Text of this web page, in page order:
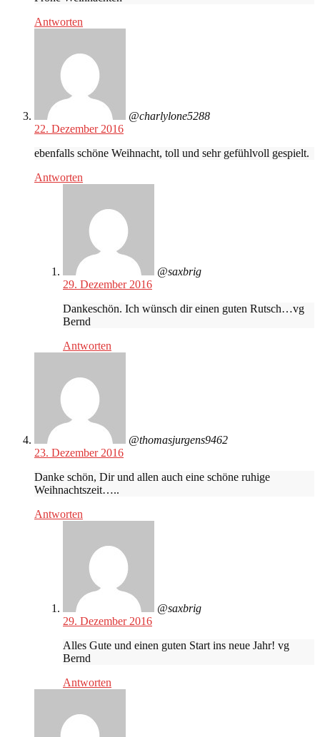
Antworten
@charlylone5288
22. Dezember 2016
ebenfalls schöne Weihnacht, toll und sehr gefühlvoll gespielt.
Antworten
@saxbrig
29. Dezember 2016
Dankeschön. Ich wünsch dir einen guten Rutsch…vg
Bernd
Antworten
@thomasjurgens9462
23. Dezember 2016
Danke schön, Dir und allen auch eine schöne ruhige
Weihnachtszeit…..
Antworten
@saxbrig
29. Dezember 2016
Alles Gute und einen guten Start ins neue Jahr! vg
Bernd
Antworten